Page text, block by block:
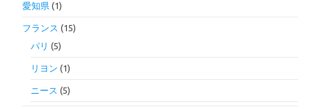
愛知県 (1)
フランス (15)
パリ (5)
リヨン (1)
ニース (5)